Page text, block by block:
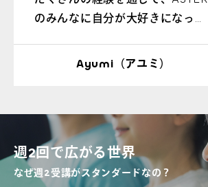
のみんなに自分が大好きになって
笑って、遊び、学んで、みんなで
Ayumi（アユミ）
週2回で広がる世界
なぜ週2受講がスタンダードなの？